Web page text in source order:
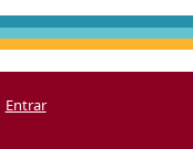
Entrar